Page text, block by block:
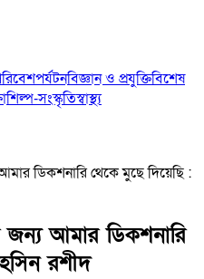
পর্যটনবিজ্ঞান ও প্রযুক্তিবিশেষ
শিল্প-সংস্কৃতিস্বাস্থ্য
ডিকশনারি থেকে মুছে দিয়েছি :
জন্য আমার ডিকশনারি
রশীদ